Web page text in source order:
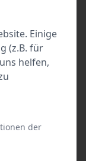
Tickets
Einige
(z.B. für
helfen,
der